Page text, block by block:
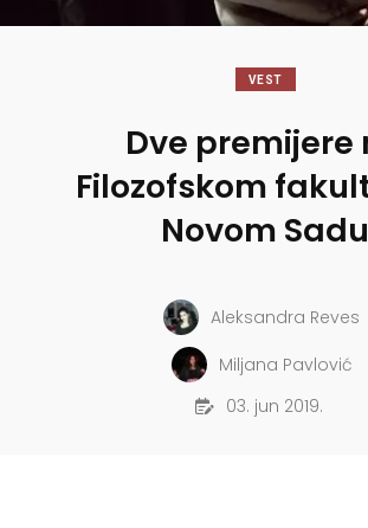
VEST
Dve premijere
Filozofskom
Novom Sadu
Aleksandra Reves
Miljana Pavlović
03. jun 2019.